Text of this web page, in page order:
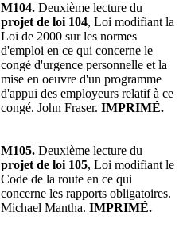
M104. Deuxième lecture du
projet de loi 104, Loi modifiant la
Loi de 2000 sur les normes
d'emploi en ce qui concerne le
congé d'urgence personnelle et la
mise en oeuvre d'un programme
d'appui des employeurs relatif à ce
congé. John Fraser. IMPRIMÉ.
M105. Deuxième lecture du
projet de loi 105, Loi modifiant le
Code de la route en ce qui
concerne les rapports obligatoires.
Michael Mantha. IMPRIMÉ.